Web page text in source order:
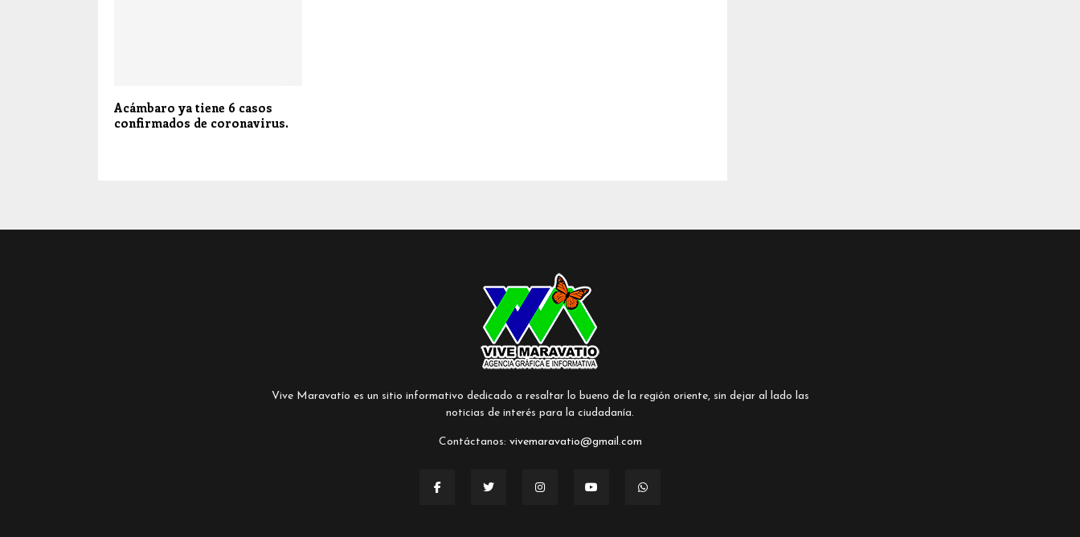
Acámbaro ya tiene 6 casos
confirmados de coronavirus.
Vive Maravatío es un sitio informativo dedicado a resaltar lo bueno de la región oriente, sin dejar al lado las
noticias de interés para la ciudadanía.
Contáctanos: vivemaravatio@gmail.com